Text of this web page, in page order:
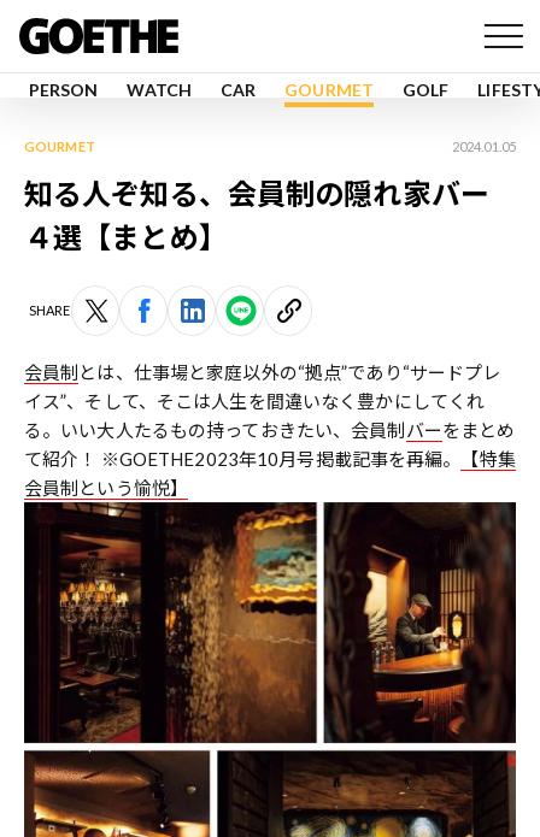
PERSON WATCH CAR GOURMET GOLF
GOURMET 2024.01.05
知る人ぞ知る、会員制の隠れ家バー
４選【まとめ】
SHARE
会員制 とは、仕事場と家庭以外の“拠点”であり“サードプレ
イス”、そして、そこは人生を間違いなく豊かにしてくれ
る。いい大人たるもの持っておきたい、会員制 バーをまとめ
て紹介！ ※GOETHE2023年10月号掲載記事を再編。
【特集
会員制という愉悦】